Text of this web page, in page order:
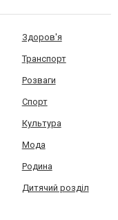
Здоров'я
Транспорт
Розваги
Спорт
Культура
Мода
Родина
Дитячий розділ